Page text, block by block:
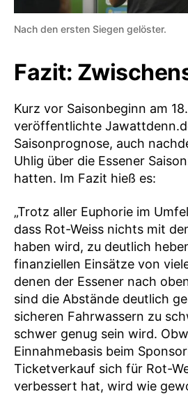
Nach den ersten Siegen gelöster.
Fazit:
Kurz vor Saisonbeginn am
veröffentlichte
Saisonprognose, auch
Uhlig über die Essener
hatten. Im Fazit hieß es:
„Trotz aller Euphorie im
dass Rot-Weiss nichts mit
haben wird, zu deutlich
finanziellen Einsätze von
denen der Essener nach
sind die Abstände deutlich
sicheren Fahrwassern zu
schwer genug sein wird.
Einnahmebasis beim
Ticketverkauf sich für Rot-
verbessert hat, wird wie